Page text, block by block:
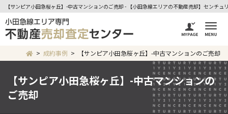
【サンピア小田急桜ヶ丘】-中古マンションのご売却 - 【小田急線エリアの不動産売却】センチ
成約事例 【サンピア小田急桜ヶ丘】-中古マンションのご売却
【サンピア小田急桜ヶ丘】-中古マンションの
ご売却